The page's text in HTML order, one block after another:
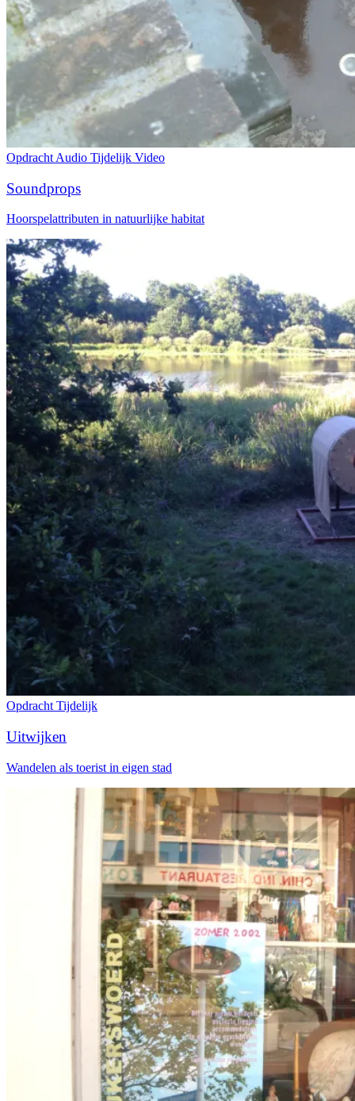
Opdracht Audio Tijdelijk Video
Soundprops
Hoorspelattributen in natuurlijke habitat
Opdracht Tijdelijk
Uitwijken
Wandelen als toerist in eigen stad